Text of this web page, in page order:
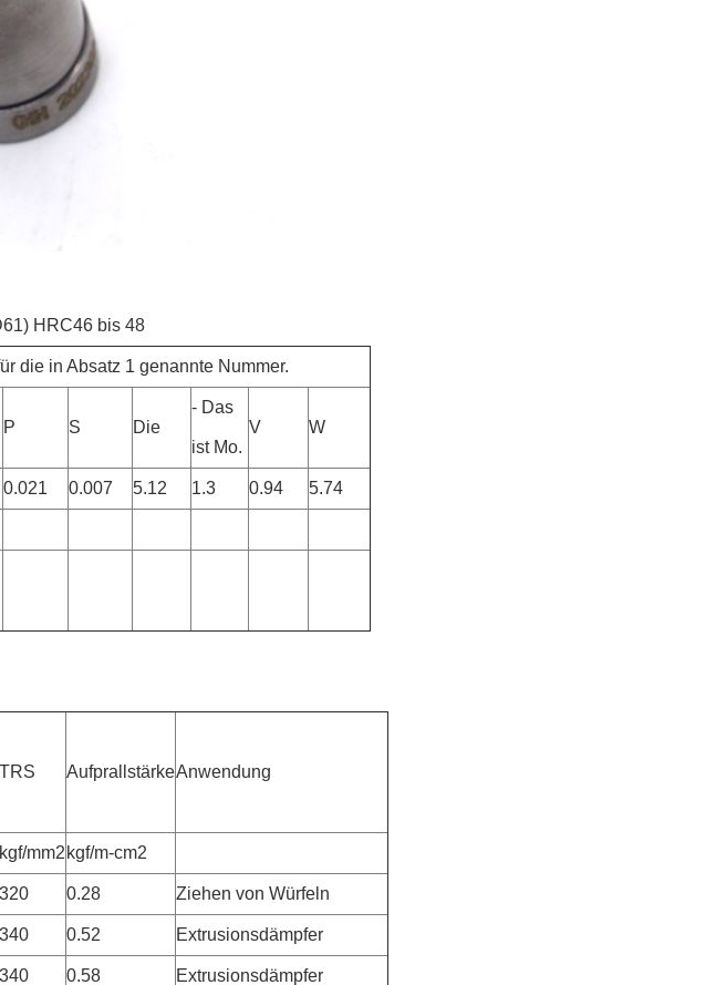
HRC46 bis 48
die in Absatz 1 genannte Nummer.
P S Die
- Das
ist Mo.
V W
0.021 0.007 5.12 1.3 0.94 5.74
TRS AufprallstärkeAnwendung
kgf/mm2 kgf/m-cm2
320 0.28 Ziehen von Würfeln
340 0.52 Extrusionsdämpfer
340 0.58 Extrusionsdämpfer